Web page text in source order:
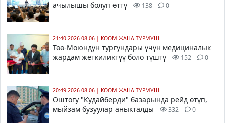
ачылышы болуп өттү
138 0
21:40 2026-08-06 | КООМ ЖАНА ТУРМУШ
Төө-Моюндун тургундары үчүн медициналык
жардам жеткиликтүү боло түштү
152 0
20:49 2026-08-06 | КООМ ЖАНА ТУРМУШ
Оштогу "Кудайберди" базарында рейд өтүп,
мыйзам бузуулар аныкталды
332 0